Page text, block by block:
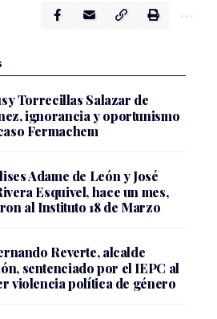
Torrecillas Salazar de
ignorancia y oportunismo
Fermachem
Adame de León y José
Esquivel, hace un mes,
al Instituto 18 de Marzo
Reverte, alcalde
sentenciado por el IEPC al
violencia política de género